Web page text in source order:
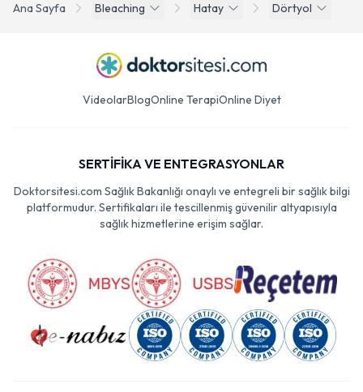
Ana Sayfa Bleaching Hatay Dörtyol
VideolarBlogOnline TerapiOnline Diyet
SERTİFİKA VE ENTEGRASYONLAR
Doktorsitesi.com Sağlık Bakanlığı onaylı ve entegreli bir sağlık bilgi
platformudur. Sertifikaları ile tescillenmiş güvenilir altyapısıyla
sağlık hizmetlerine erişim sağlar.